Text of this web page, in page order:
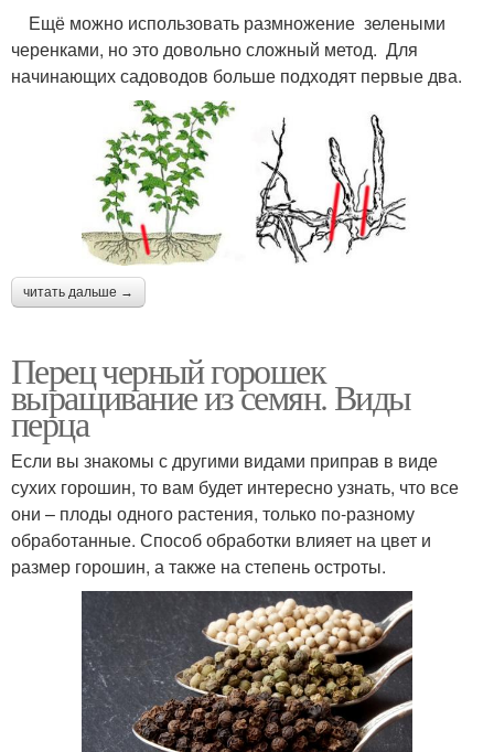
Ещё можно использовать размножение зелеными
черенками, но это довольно сложный метод. Для
начинающих садоводов больше подходят первые два.
читать дальше →
Перец черный горошек
выращивание из семян. Виды
перца
Если вы знакомы с другими видами приправ в виде
сухих горошин, то вам будет интересно узнать, что все
они – плоды одного растения, только по-разному
обработанные. Способ обработки влияет на цвет и
размер горошин, а также на степень остроты.